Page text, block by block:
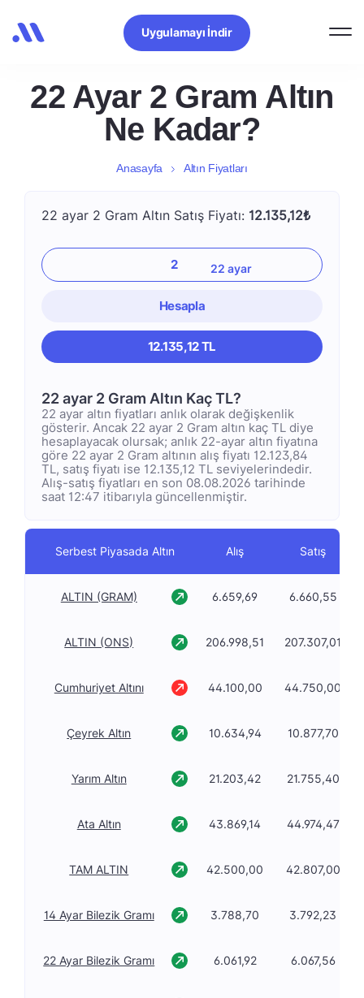
Uygulamayı İndir
22 Ayar 2 Gram Altın
Ne Kadar?
Anasayfa Altın Fiyatları
22 ayar 2 Gram Altın Satış Fiyatı: 12.135,12₺
Hesapla
12.135,12 TL
22 ayar 2 Gram Altın Kaç TL?
22 ayar altın fiyatları anlık olarak değişkenlik
gösterir. Ancak 22 ayar 2 Gram altın kaç TL diye
hesaplayacak olursak; anlık 22-ayar altın fiyatına
göre 22 ayar 2 Gram altının alış fiyatı 12.123,84
TL, satış fiyatı ise 12.135,12 TL seviyelerindedir.
Alış-satış fiyatları en son 08.08.2026 tarihinde
saat 12:47 itibarıyla güncellenmiştir.
Serbest Piyasada Altın Alış Satış
ALTIN (GRAM) 6.659,69 6.660,55
ALTIN (ONS) 206.998,51 207.307,01
Cumhuriyet Altını 44.100,00 44.750,00
Çeyrek Altın 10.634,94 10.877,70
Yarım Altın 21.203,42 21.755,40
Ata Altın 43.869,14 44.974,47
TAM ALTIN 42.500,00 42.807,00
14 Ayar Bilezik Gramı 3.788,70 3.792,23
22 Ayar Bilezik Gramı 6.061,92 6.067,56